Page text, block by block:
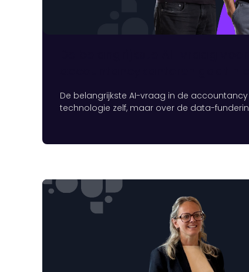
De belangrijkste AI-vraag in de
technologie zelf, maar over de data-